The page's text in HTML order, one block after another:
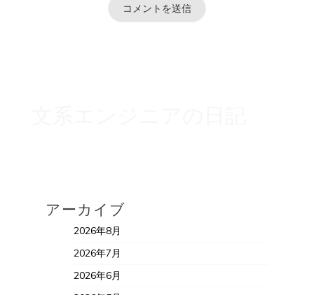
アーカイブ
2026年8月
2026年7月
2026年6月